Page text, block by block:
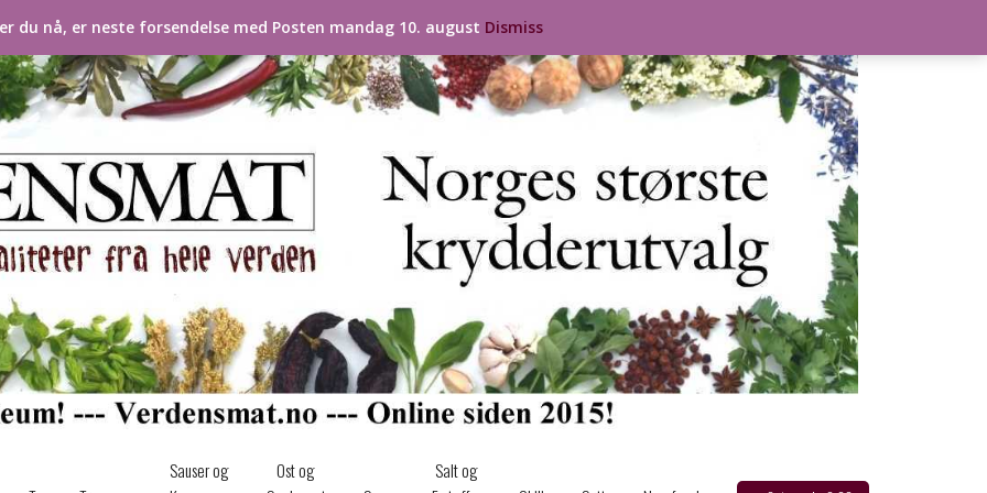
Sauser og
Ost og
Salt og
du nå, er neste forsendelse med Posten mandag 10. august Dismiss